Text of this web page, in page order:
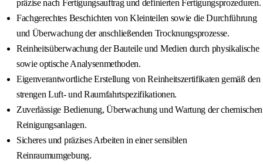
präzise nach Fertigungsauftrag und definierten Fertigungsprozeduren.
Fachgerechtes Beschichten von Kleinteilen sowie die Durchführung
und Überwachung der anschließenden Trocknungsprozesse.
Reinheitsüberwachung der Bauteile und Medien durch physikalische
sowie optische Analysenmethoden.
Eigenverantwortliche Erstellung von Reinheitszertifikaten gemäß den
strengen Luft- und Raumfahrtspezifikationen.
Zuverlässige Bedienung, Überwachung und Wartung der chemischen
Reinigungsanlagen.
Sicheres und präzises Arbeiten in einer sensiblen
Reinraumumgebung.